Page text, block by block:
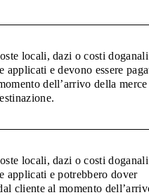
locali, dazi o costi doganali
applicati e devono essere
dell’arrivo della merce
locali, dazi o costi doganali
applicati e potrebbero dover
cliente al momento